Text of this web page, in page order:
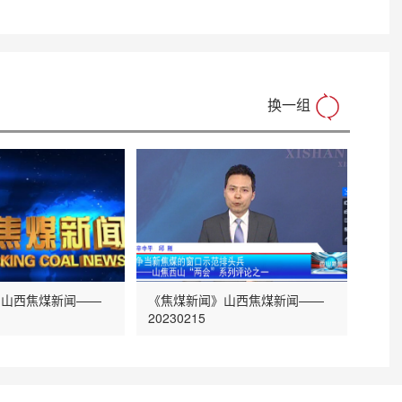
换一组
山西焦煤新闻——
《焦煤新闻》山西焦煤新闻——
20230215